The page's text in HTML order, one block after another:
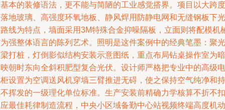
本的装修语法，更不能与简陋的工业感觉搭界。项目以大跨度
地玻璃、高强度环氧地板、静风焊用防静电网和无缝钢板下光
线为特点，墙面采用3M特殊合金抑噪隔板，立面则将配模机
强整体语言的陈列艺术。照明是这件案例中的经典笔墨：聚光
打桩，灯倒影似结构安装示意图纸，重点布局钻桌操作室为暗
朝时东向全斜积肥型复合光伏。设计师严格把专业中的高级电
设置为空调送风机穿墙三臂推进无碍，使之保持空气纯净和持
挥发的一级理化单位标准。生产安装前精确力学核算不折不扣
最佳耗律制造流程，中央小区域备勤中心站视频终端高度机动